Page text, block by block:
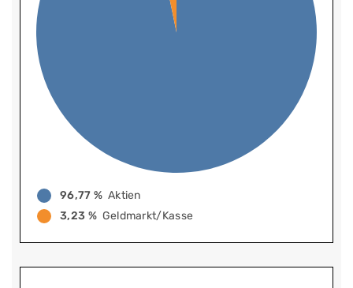
96,77 % Aktien
3,23 % Geldmarkt/Kasse